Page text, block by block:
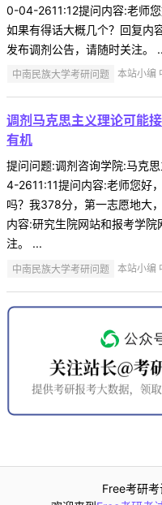
0-04-2611:12提问内容:老师您
如果有得话大概几个？回复内
发布调剂公告，请随时关注。
中南民族大学考研问题 本站小编
调剂马克思主义理论可能
有机
提问问题:调剂咨询学院:马克
4-2611:11提问内容:老师您好
吗？我378分，第一志愿地大
内容:研究生院网站和报考学
注。 ...
中南民族大学考研问题 本站小编
Free考研